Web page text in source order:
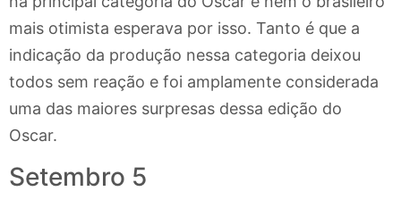
mais otimista esperava por isso. Tanto é que a
indicação da produção nessa categoria deixou
todos sem reação e foi amplamente considerada
uma das maiores surpresas dessa edição do
Oscar.
Setembro 5